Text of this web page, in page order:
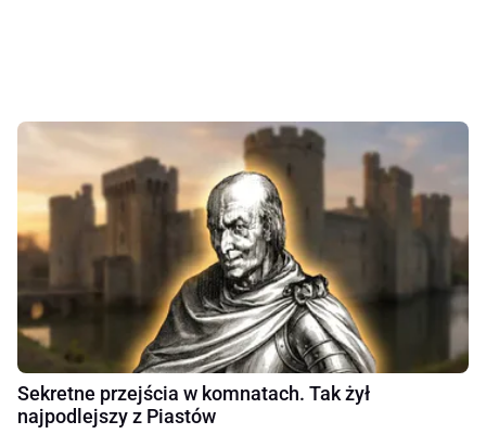
Sekretne przejścia w komnatach. Tak żył
najpodlejszy z Piastów